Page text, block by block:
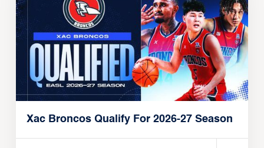
Xac Broncos Qualify For 2026-27 Season